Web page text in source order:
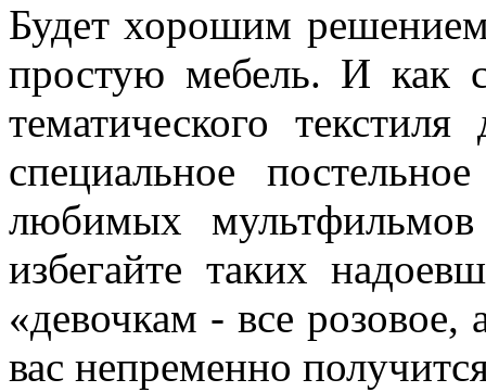
Будет хорошим
простую мебель. И как
тематического
специальное
любимых
избегайте таких
«девочкам - все
вас непременно